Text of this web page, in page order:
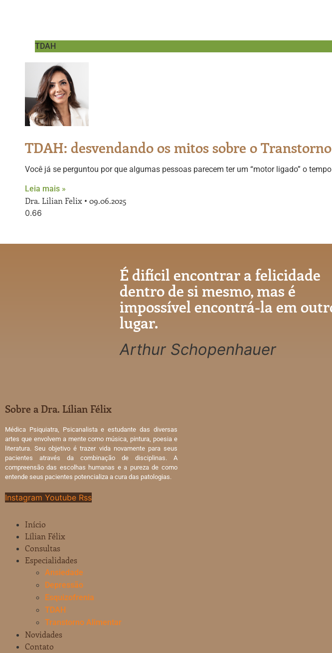
TDAH
TDAH: desvendando os mitos sobre o
Você já se perguntou por que algumas pessoas parecem ter um “motor ligado” o
Leia mais »
Dra. Lilian Felix 09.06.2025
É difícil encontrar a felicidade
dentro de si mesmo, mas é
impossível encontrá-la em
lugar.
Arthur Schopenhauer
Sobre a Dra. Lílian Félix
Médica Psiquiatra, Psicanalista e estudante das diversas
artes que envolvem a mente como música, pintura, poesia e
literatura. Seu objetivo é trazer vida novamente para seus
pacientes através da combinação de disciplinas. A
compreensão das escolhas humanas e a pureza de como
entende seus pacientes potencializa a cura das patologias.
Instagram Youtube Rss
Início
Lílian Félix
Consultas
Especialidades
Ansiedade
Depressão
Esquizofrenia
TDAH
Transtorno Alimentar
Novidades
Contato